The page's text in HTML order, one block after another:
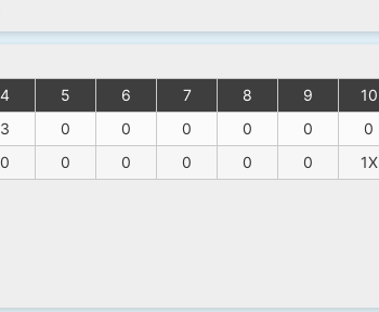
4 5 6 7 8 9 10
3 0 0 0 0 0 0
0 0 0 0 0 0 1X